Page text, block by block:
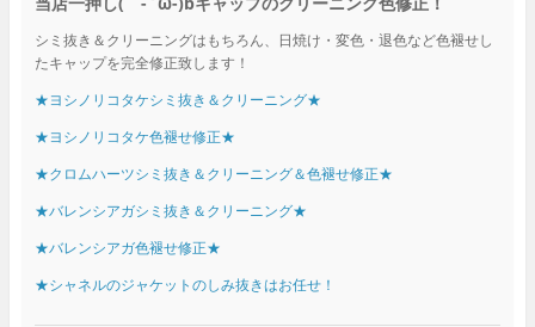
シミ抜き＆クリーニングはもちろん、日焼け・変色・退色など色褪せし
たキャップを完全修正致します！
★ヨシノリコタケシミ抜き＆クリーニング★
★ヨシノリコタケ色褪せ修正★
★クロムハーツシミ抜き＆クリーニング＆色褪せ修正★
★バレンシアガシミ抜き＆クリーニング★
★バレンシアガ色褪せ修正★
★シャネルのジャケットのしみ抜きはお任せ！